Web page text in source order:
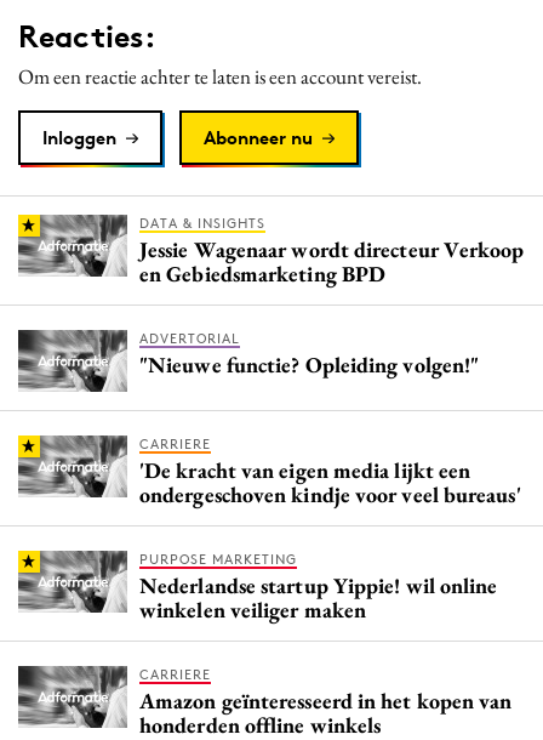
Reacties:
Om een reactie achter te laten is een account vereist.
Inloggen Abonneer nu
DATA & INSIGHTS
Jessie Wagenaar wordt directeur Verkoop
en Gebiedsmarketing BPD
ADVERTORIAL
"Nieuwe functie? Opleiding volgen!"
CARRIERE
'De kracht van eigen media lijkt een
ondergeschoven kindje voor veel bureaus'
PURPOSE MARKETING
Nederlandse startup Yippie! wil online
winkelen veiliger maken
CARRIERE
Amazon geïnteresseerd in het kopen van
honderden offline winkels